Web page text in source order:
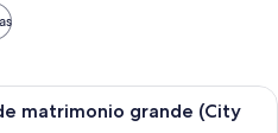
Una habitación de hotel con cama,
matrimonio grande (City